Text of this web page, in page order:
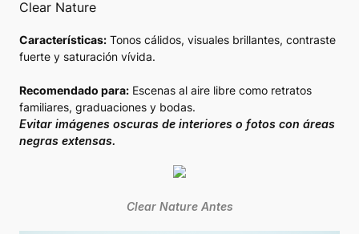
Clear Nature
Características: Tonos cálidos, visuales brillantes, contraste
fuerte y saturación vívida.
Recomendado para: Escenas al aire libre como retratos
familiares, graduaciones y bodas.
Evitar imágenes oscuras de interiores o fotos con áreas
negras extensas.
Clear Nature Antes